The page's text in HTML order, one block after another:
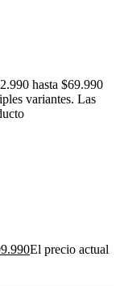
hasta $69.990
variantes. Las
El precio actual